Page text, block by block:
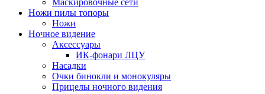
Маскировочные сети
Ножи пилы топоры
Ножи
Ночное видение
Аксессуары
ИК-фонари ЛЦУ
Насадки
Очки бинокли и монокуляры
Прицелы ночного видения